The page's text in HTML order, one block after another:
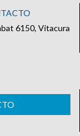
6150, Vitacura